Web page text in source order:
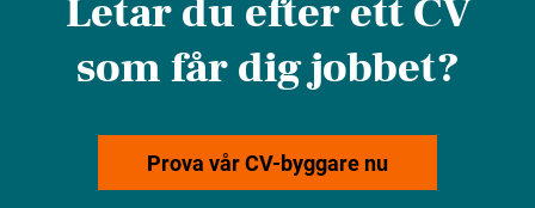
Letar du efter ett CV
som får dig jobbet?
Prova vår CV-byggare nu